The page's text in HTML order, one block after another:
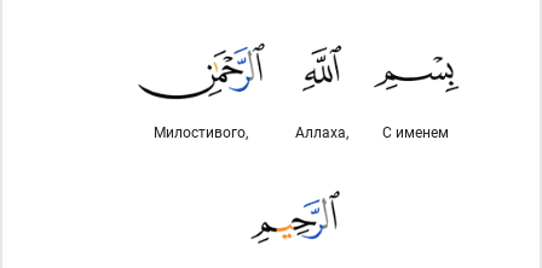
С именем
Аллаха,
Милостивого,